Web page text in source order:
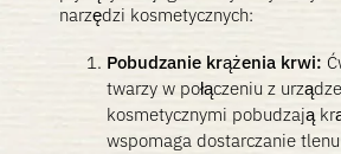
narzędzi kosmetycznych:
Pobudzanie krążenia krwi:
twarzy w połączeniu z
kosmetycznymi pobudzają
wspomaga dostarczanie